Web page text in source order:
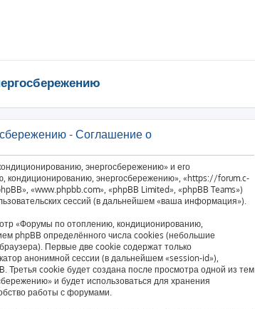
- Соглашение о
энергосбережению» и его
энергосбережению», «https://forum.c-
«www.phpbb.com», «phpBB Limited», «phpBB Teams»)
сессий (в дальнейшем «ваша информация»).
«Форумы по отоплению, кондиционированию,
phpBB определённого числа cookies (небольшие
Первые две cookie содержат только
анонимной сессии (в дальнейшем «session-id»),
cookie будет создана после просмотра одной из тем
и будет использоваться для хранения
работы с форумами.